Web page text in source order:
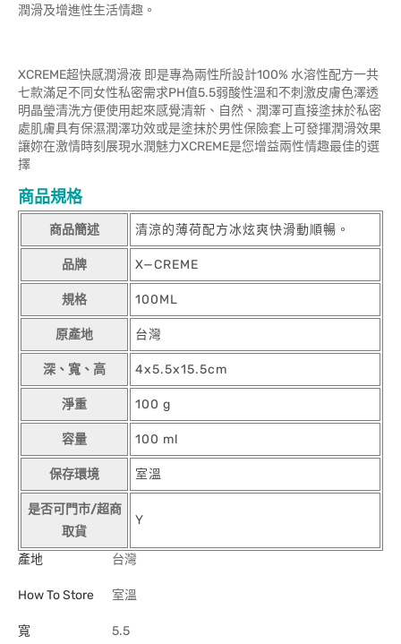
潤滑及增進性生活情趣。
XCREME超快感潤滑液 即是專為兩性所設計100% 水溶性配方一共
七款滿足不同女性私密需求PH值5.5弱酸性溫和不刺激皮膚色澤透
明晶瑩清洗方便使用起來感覺清新、自然、潤澤可直接塗抹於私密
處肌膚具有保濕潤澤功效或是塗抹於男性保險套上可發揮潤滑效果
讓妳在激情時刻展現水潤魅力XCREME是您增益兩性情趣最佳的選
擇
商品規格
商品簡述 清涼的薄荷配方冰炫爽快滑動順暢。
品牌 X—CREME
規格 100ML
原產地 台灣
深、寬、高 4x5.5x15.5cm
淨重 100 g
容量 100 ml
保存環境 室溫
是否可門市/超商
取貨
Y
產地 台灣
How To Store 室溫
寬 5.5